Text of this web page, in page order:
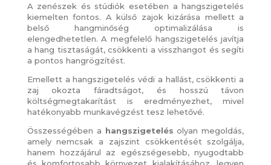
A zenészek és stúdiók esetében a hangszigetelés
kiemelten fontos. A külső zajok kizárása mellett a
belső hangminőség optimalizálása is
elengedhetetlen. A megfelelő hangszigetelés javítja
a hang tisztaságát, csökkenti a visszhangot és segíti
a pontos hangrögzítést.
Emellett a hangszigetelés védi a hallást, csökkenti a
zaj okozta fáradtságot, és hosszú távon
költségmegtakarítást is eredményezhet, mivel
hatékonyabb munkavégzést tesz lehetővé.
Összességében a hangszigetelés olyan megoldás,
amely nemcsak a zajszint csökkentését szolgálja,
hanem hozzájárul az egészségesebb, nyugodtabb
és komfortosabb környezet kialakításához, legyen